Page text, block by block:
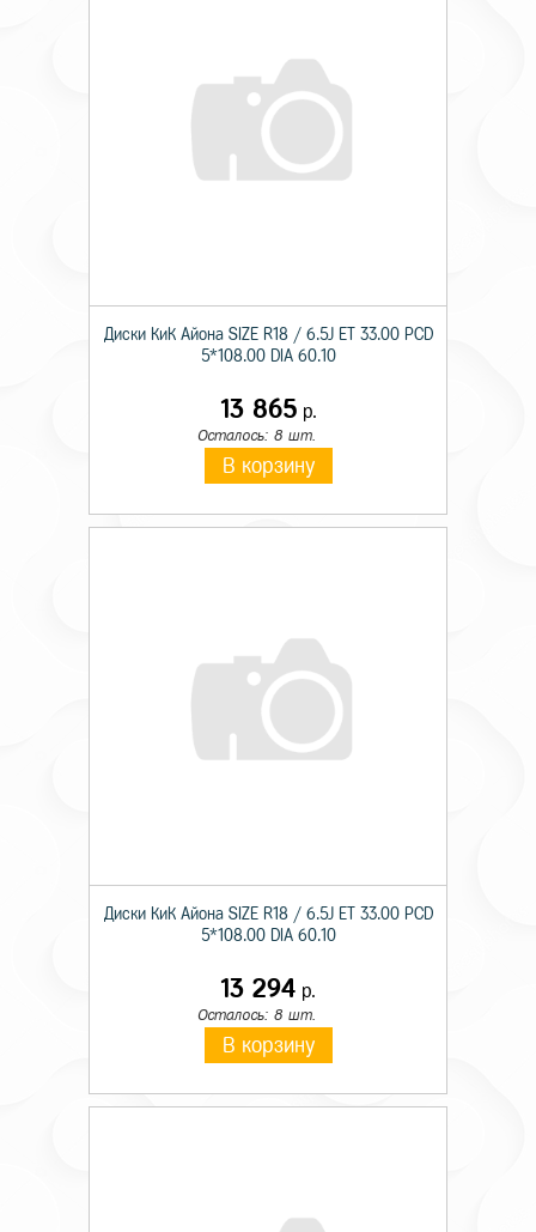
Диски КиК Айона SIZE R18 / 6.5J ET 33.00 PCD
5*108.00 DIA 60.10
13 865р.
Осталось: 8 шт.
В корзину
Диски КиК Айона SIZE R18 / 6.5J ET 33.00 PCD
5*108.00 DIA 60.10
13 294 р.
Осталось: 8 шт.
В корзину